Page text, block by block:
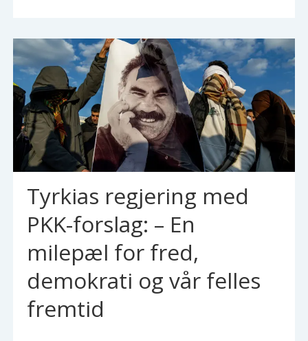
Tyrkias regjering med
PKK-forslag: – En
milepæl for fred,
demokrati og vår felles
fremtid